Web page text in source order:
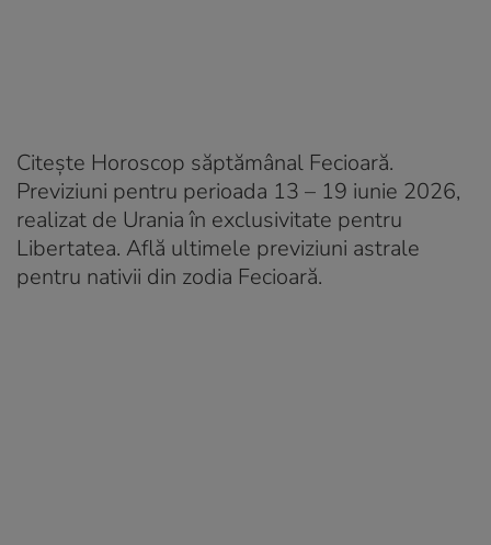
Citește Horoscop săptămânal Fecioară.
Previziuni pentru perioada 13 – 19 iunie 2026,
realizat de Urania în exclusivitate pentru
Libertatea. Află ultimele previziuni astrale
pentru nativii din zodia Fecioară.